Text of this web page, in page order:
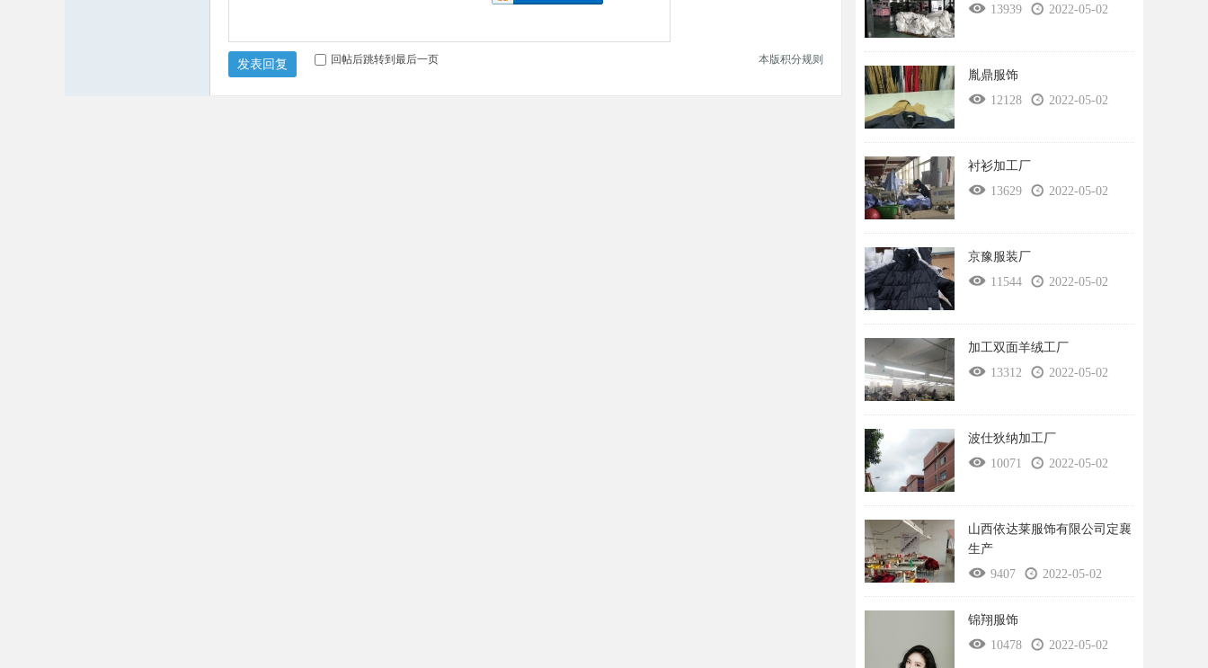
本版积分规则
发表回复 回帖后跳转到最后一页
13939
2022-05-02
胤鼎服饰
12128
2022-05-02
衬衫加工厂
13629
2022-05-02
京豫服装厂
11544
2022-05-02
加工双面羊绒工厂
13312
2022-05-02
波仕狄纳加工厂
10071
2022-05-02
山西依达莱服饰有限公司定襄
生产
9407
2022-05-02
锦翔服饰
10478
2022-05-02